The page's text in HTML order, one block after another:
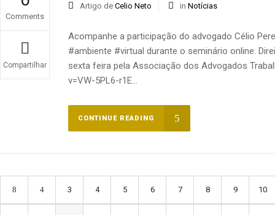
Comments
Compartilhar
Artigo de Celio Neto in Notícias
Acompanhe a participação do advogado Célio
#ambiente #virtual durante o seminário online:
sexta feira pela Associação dos Advogados
v=VW-5PL6-r1E...
CONTINUE READING
3 4 5 6 7 8 9 10